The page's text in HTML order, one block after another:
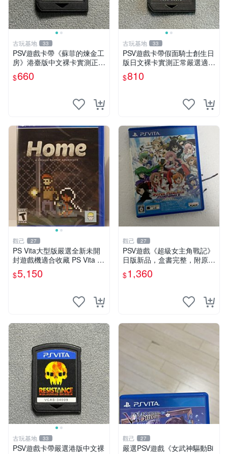
古玩基地 33
PSV遊戲卡帶《蘇菲的煉金工
房》港臺版中文裸卡實測正常
嚴選直銷僅售不退不換單次2
張起享優惠 煉金工房 游戲卡
$660
古玩基地 33
PSV遊戲卡帶假面騎士創生日
版日文裸卡實測正常嚴選適合
收藏2張起享優惠 假面騎士
創生 PSV 卡帶
$810
觀己 27
PS Vita大型版嚴選全新未開
封遊戲機適合收藏 PS Vita 新
型號 家用遊戲機 直營店優選
$5,150
觀己 27
PSV遊戲《超級女主角戰記》
日版新品，盒書完整，附原裝
包裝，玩樂典藏款，成就全開
任你挑戰 超級女主角戰記 PS
$1,360
古玩基地 33
PSV遊戲卡帶嚴選港版中文裸
觀己 27
嚴選PSV遊戲《女武神驅動Bi